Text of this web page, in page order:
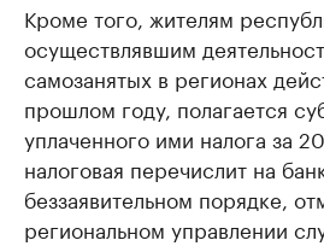
Кроме того, жителям
осуществлявшим
самозанятых в регионах
прошлом году, полагается
уплаченного ими налога за
налоговая перечислит на
беззаявительном порядке,
региональном управлении